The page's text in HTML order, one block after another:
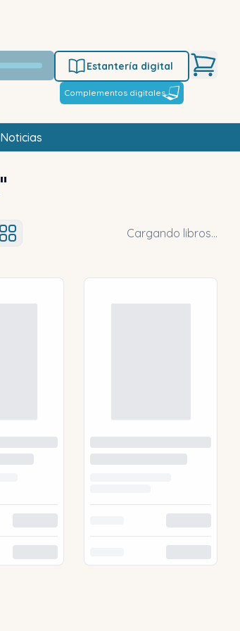
Estantería digital
Complementos digitales
Noticias
"
Cargando libros...